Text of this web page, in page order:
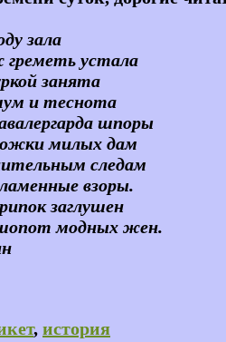
зала
устала
занята
и теснота
шпоры
милых дам
следам
взоры.
заглушен
модных жен.
, история